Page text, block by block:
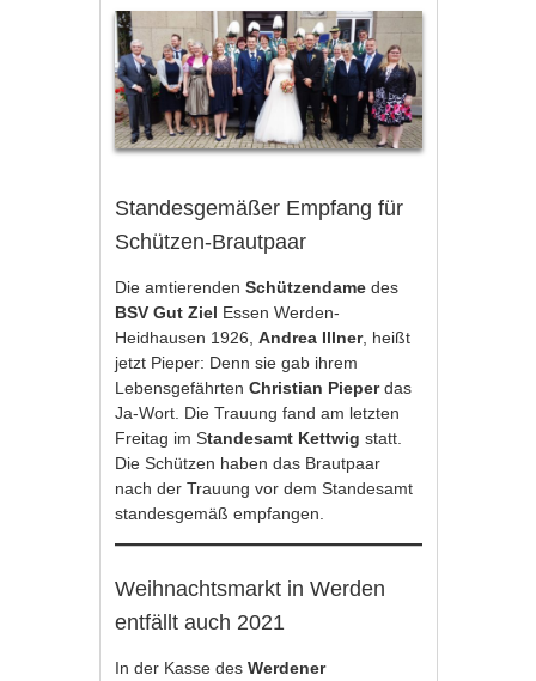
Standesgemäßer Empfang für
Schützen-Brautpaar
Die amtierendenSchützendamedes
BSV Gut Ziel Essen Werden-
Heidhausen 1926,Andrea Illner, heißt
jetzt Pieper: Denn sie gab ihrem
LebensgefährtenChristian Pieperdas
Ja-Wort. Die Trauung fand am letzten
Freitag im Standesamt Kettwig statt.
Die Schützen haben das Brautpaar
nach der Trauung vor dem Standesamt
standesgemäß empfangen.
Weihnachtsmarkt in Werden
entfällt auch 2021
In der Kasse desWerdener